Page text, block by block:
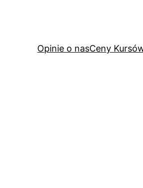
Opinie o nasCeny